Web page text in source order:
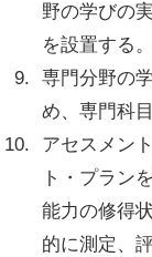
野の学びの
を設置する。
専門分野の
め、専門科
アセスメン
ト・プラン
能力の修得
的に測定、